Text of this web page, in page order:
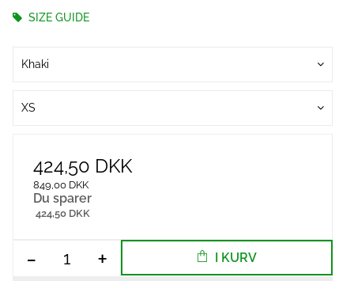
SIZE GUIDE
Khaki
XS
424,50 DKK
849,00 DKK
Du sparer
424,50 DKK
- + I KURV